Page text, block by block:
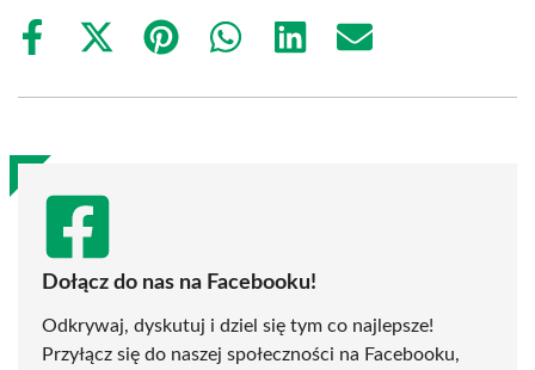
Share
Share
(Twitter)
Share
Share
Share
Share
Dołącz do nas na Facebooku!
Odkrywaj, dyskutuj i dziel się tym co najlepsze!
Przyłącz się do naszej społeczności na Facebooku,